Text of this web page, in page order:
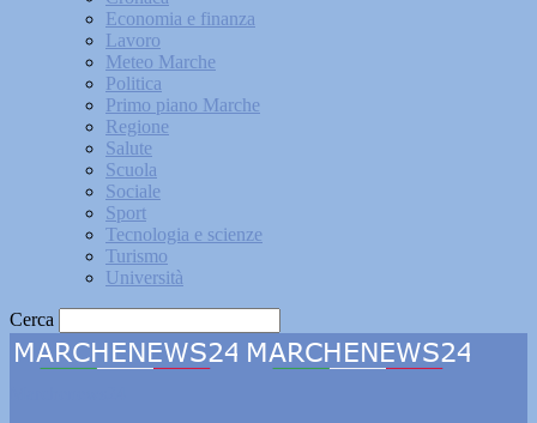
Economia e finanza
Lavoro
Meteo Marche
Politica
Primo piano Marche
Regione
Salute
Scuola
Sociale
Sport
Tecnologia e scienze
Turismo
Università
Cerca